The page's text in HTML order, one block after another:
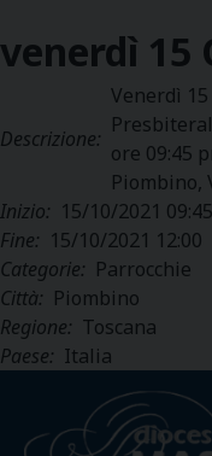
venerdì 15
Descrizione:
Venerdì
ore 09:45
Piombino,
Inizio: 15/10/2021 09:45
Fine: 15/10/2021 12:00
Categorie: Parrocchie
Città: Piombino
Regione: Toscana
Paese: Italia